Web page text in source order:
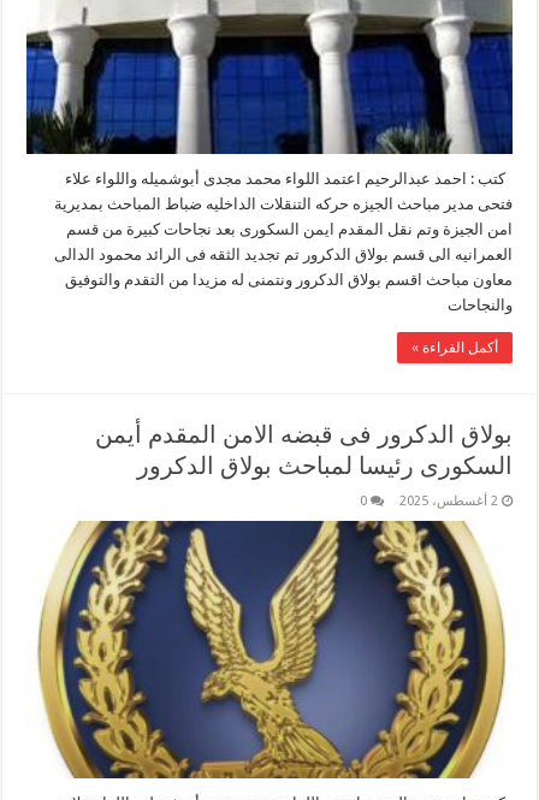
كتب : احمد عبدالرحيم اعتمد اللواء محمد مجدى أبوشميله واللواء علاء
فتحى مدير مباحث الجيزه حركه التنقلات الداخليه ضباط المباحث بمديرية
امن الجيزة وتم نقل المقدم ايمن السكورى بعد نجاحات كبيرة من قسم
العمرانيه الى قسم بولاق الدكرور تم تجديد الثقه فى الرائد محمود الدالى
معاون مباحث اقسم بولاق الدكرور ونتمنى له مزيدا من التقدم والتوفيق
والنجاحات
أكمل القراءة »
بولاق الدكرور فى قبضه الامن المقدم أيمن
السكورى رئيسا لمباحث بولاق الدكرور
2 أغسطس، 2025 0